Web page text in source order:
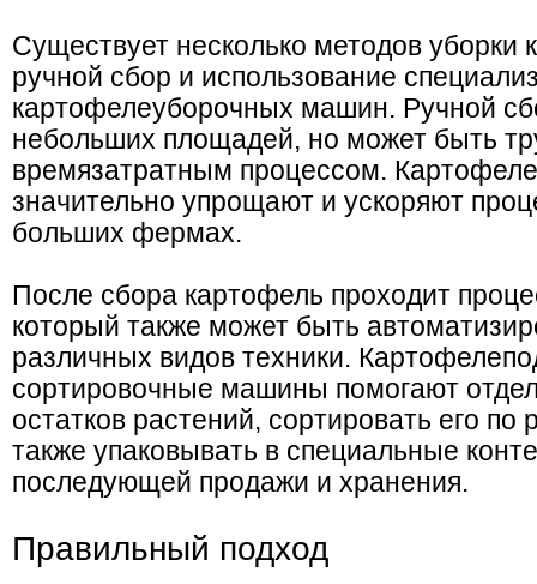
Существует несколько методов уборки
ручной сбор и использование
картофелеуборочных машин. Ручной
небольших площадей, но может быть
времязатратным процессом.
значительно упрощают и ускоряют
больших фермах.
После сбора картофель проходит
который также может быть
различных видов техники.
сортировочные машины помогают
остатков растений, сортировать его по
также упаковывать в специальные
последующей продажи и хранения.
Правильный подход